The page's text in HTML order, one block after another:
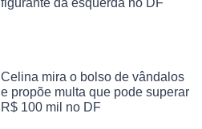
figurante da esquerda no DF
Celina mira o bolso de vândalos
e propõe multa que pode superar
R$ 100 mil no DF